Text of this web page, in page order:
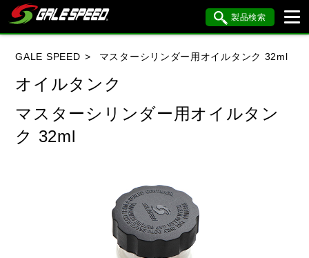
製品検索
HONDA YAMAHA SUZUKI
KTM
GALE SPEED マスターシリンダー用オイルタンク 32ml
オイルタンク
マスターシリンダー用オイルタン
ク 32ml